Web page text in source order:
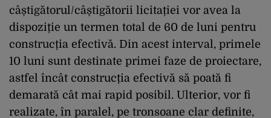
câștigătorul/câștigătorii licitației vor avea la
dispoziție un termen total de 60 de luni pentru
construcția efectivă. Din acest interval, primele
10 luni sunt destinate primei faze de proiectare,
astfel încât construcția efectivă să poată fi
demarată cât mai rapid posibil. Ulterior, vor fi
realizate, în paralel, pe tronsoane clar definite,